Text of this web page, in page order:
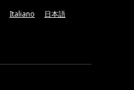
Italiano 日本語